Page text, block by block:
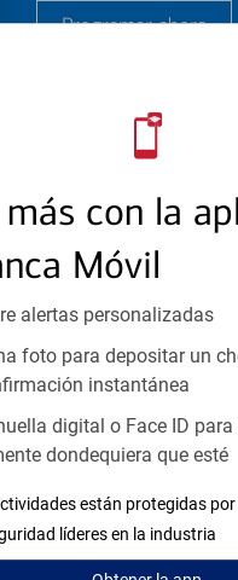
con la
Móvil
alertas personalizadas
foto para depositar un
instantánea
digital o Face ID para
dondequiera que esté
están protegidas
líderes en la industria
Programar ahora
Los productos de inversión y
No Están
No Tienen
No